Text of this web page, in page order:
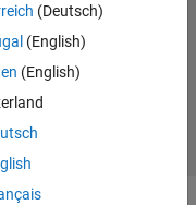
(Deutsch)
(English)
(English)
Contatti